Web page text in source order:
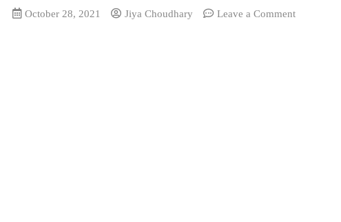
October 28, 2021 Jiya Choudhary Leave a Commenton